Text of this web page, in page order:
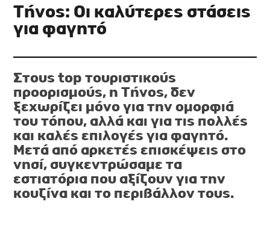
Τήνος: Οι καλύτερες στάσεις
για φαγητό
Στους top τουριστικούς
προορισμούς, η Τήνος, δεν
ξεχωρίζει μόνο για την ομορφιά
του τόπου, αλλά και για τις πολλές
και καλές επιλογές για φαγητό.
Μετά από αρκετές επισκέψεις στο
νησί, συγκεντρώσαμε τα
εστιατόρια που αξίζουν για την
κουζίνα και το περιβάλλον τους.